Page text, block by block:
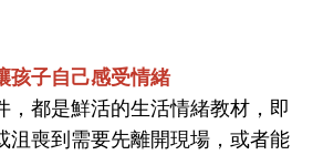
孩子自己感受情緒
，都是鮮活的生活情緒教材，即
沮喪到需要先離開現場，或者能